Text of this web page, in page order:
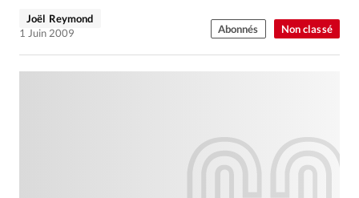
Non classé
Joël Reymond
1 Juin 2009
Abonnés